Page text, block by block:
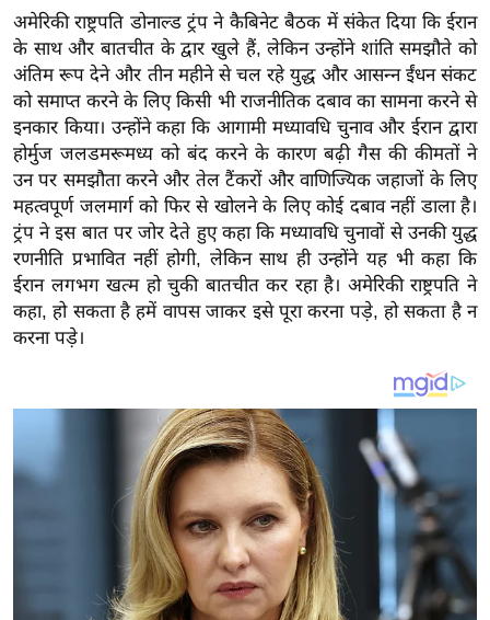
वि
शे
ष
ज्ञ
रा
य
ब
ज
ट
खे
ल
क्रि
P
अमेरिकी राष्ट्रपति डोनाल्ड ट्रंप ने कैबिनेट बैठक में संकेत दिया कि ईरान
के साथ और बातचीत के द्वार खुले हैं, लेकिन उन्होंने शांति समझौते को
अंतिम रूप देने और तीन महीने से चल रहे युद्ध और आसन्न ईंधन संकट
को समाप्त करने के लिए किसी भी राजनीतिक दबाव का सामना करने से
इनकार किया। उन्होंने कहा कि आगामी मध्यावधि चुनाव और ईरान द्वारा
होर्मुज जलडमरूमध्य को बंद करने के कारण बढ़ी गैस की कीमतों ने
उन पर समझौता करने और तेल टैंकरों और वाणिज्यिक जहाजों के लिए
महत्वपूर्ण जलमार्ग को फिर से खोलने के लिए कोई दबाव नहीं डाला है।
ट्रंप ने इस बात पर जोर देते हुए कहा कि मध्यावधि चुनावों से उनकी युद्ध
रणनीति प्रभावित नहीं होगी, लेकिन साथ ही उन्होंने यह भी कहा कि
ईरान लगभग खत्म हो चुकी बातचीत कर रहा है। अमेरिकी राष्ट्रपति ने
कहा, हो सकता है हमें वापस जाकर इसे पूरा करना पड़े, हो सकता है न
करना पड़े।